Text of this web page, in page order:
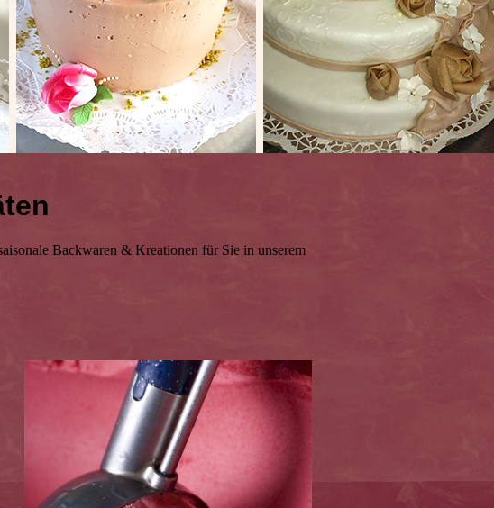
Backwaren & Kreationen für Sie in unserem